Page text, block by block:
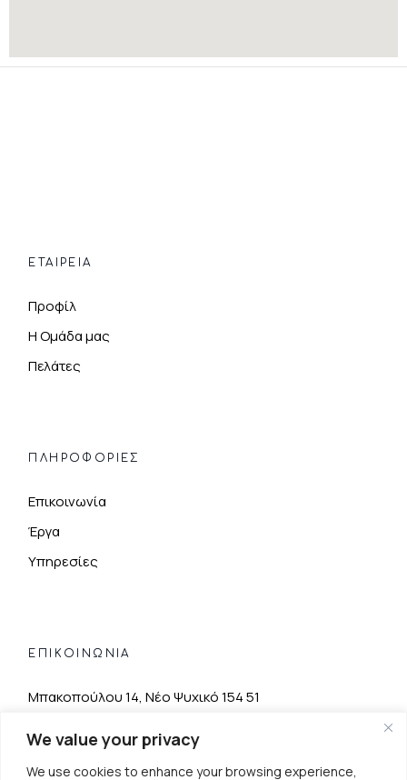
We value your privacy
We use cookies to enhance your browsing experience,
ΕΤΑΙΡΕΙΑ
Προφίλ
Η Ομάδα μας
Πελάτες
ΠΛΗΡΟΦΟΡΊΕΣ
Επικοινωνία
Έργα
Υπηρεσίες
ΕΠΙΚΟΙΝΩΝΙΑ
Μπακοπούλου 14, Νέο Ψυχικό 154 51